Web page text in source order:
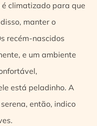
climatizado para que
manter o
recém-nascidos
e um ambiente
está peladinho. A
então, indico